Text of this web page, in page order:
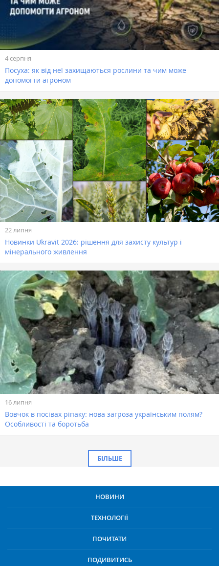
4 серпня
Посуха: як від неї захищаються рослини та чим може
допомогти агроном
22 липня
Новинки Ukravit 2026: рішення для захисту культур і
мінерального живлення
16 липня
Вовчок в посівах ріпаку: нова загроза українським полям?
Особливості та боротьба
БІЛЬШЕ
НОВИНИ
ТЕХНОЛОГІЇ
ПОЧИТАТИ
ПОДИВИТИСЬ